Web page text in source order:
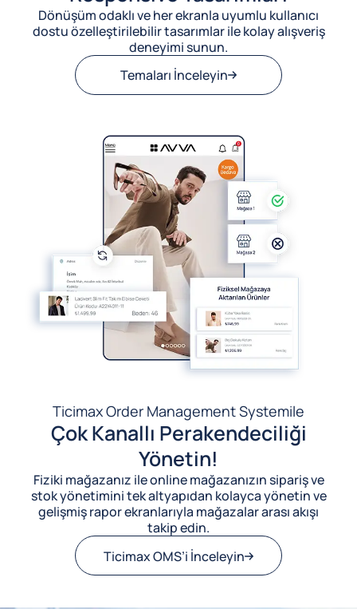
Dönüşüm odaklı ve her ekranla uyumlu kullanıcı
dostu özelleştirilebilir tasarımlar ile kolay alışveriş
deneyimi sunun.
Temaları İnceleyin
Ticimax Order Management Systemile
Çok Kanallı Perakendeciliği
Yönetin!
Fiziki mağazanız ile online mağazanızın sipariş ve
stok yönetimini tek altyapıdan kolayca yönetin ve
gelişmiş rapor ekranlarıyla mağazalar arası akışı
takip edin.
Ticimax OMS’i İnceleyin